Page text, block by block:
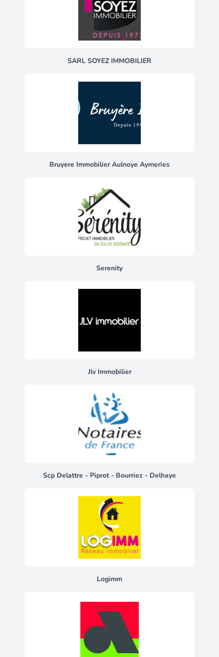
repenser certains espaces,
principalement la cuisine, séjour et les
salles d’eau. Une maison aux volumes
généreux et au beau potentiel, idéale
créer un intérieur à son image.
d'identité en cours de validité sera
demandée à la visite, conformément à
l'article l. 561-5 du code monétaire et
financier. Les informations sur les
débroussaillement, sont disponibles sur
responsabilité éditoriale de m vianney
brandelet mandataire indépendant en
immobilier (sans détention de fonds),
agent commercial de la sas i@d france
immatriculé au rsac de lille-métropole
sous le numéro 795065093, titulaire de
le compte de la société i@d france sas.
SARL SOYEZ IMMOBILIER
Bruyere Immobilier Aulnoye Aymeries
Serenity
Jlv Immobilier
Scp Delattre - Piprot - Bourriez - Delhaye
Logimm